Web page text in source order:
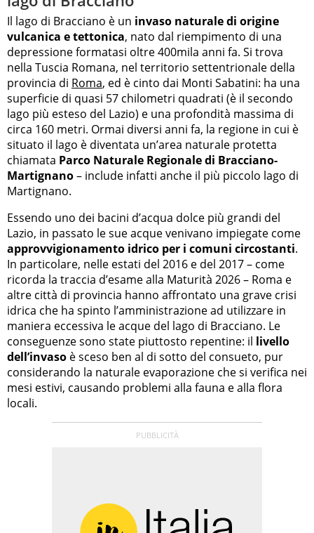
Il lago di Bracciano è un invaso naturale di origine
vulcanica e tettonica, nato dal riempimento di una
depressione formatasi oltre 400mila anni fa. Si trova
nella Tuscia Romana, nel territorio settentrionale della
provincia di Roma, ed è cinto dai Monti Sabatini: ha una
superficie di quasi 57 chilometri quadrati (è il secondo
lago più esteso del Lazio) e una profondità massima di
circa 160 metri. Ormai diversi anni fa, la regione in cui è
situato il lago è diventata un’area naturale protetta
chiamata Parco Naturale Regionale di Bracciano-
Martignano– include infatti anche il più piccolo lago di
Martignano.
Essendo uno dei bacini d’acqua dolce più grandi del
Lazio, in passato le sue acque venivano impiegate come
approvvigionamento idrico per i comuni circostanti.
In particolare, nelle estati del 2016 e del 2017 – come
ricorda la traccia d’esame alla Maturità 2026 – Roma e
altre città di provincia hanno affrontato una grave crisi
idrica che ha spinto l’amministrazione ad utilizzare in
maniera eccessiva le acque del lago di Bracciano. Le
conseguenze sono state piuttosto repentine: il livello
dell’invaso è sceso ben al di sotto del consueto, pur
considerando la naturale evaporazione che si verifica nei
mesi estivi, causando problemi alla fauna e alla flora
locali.